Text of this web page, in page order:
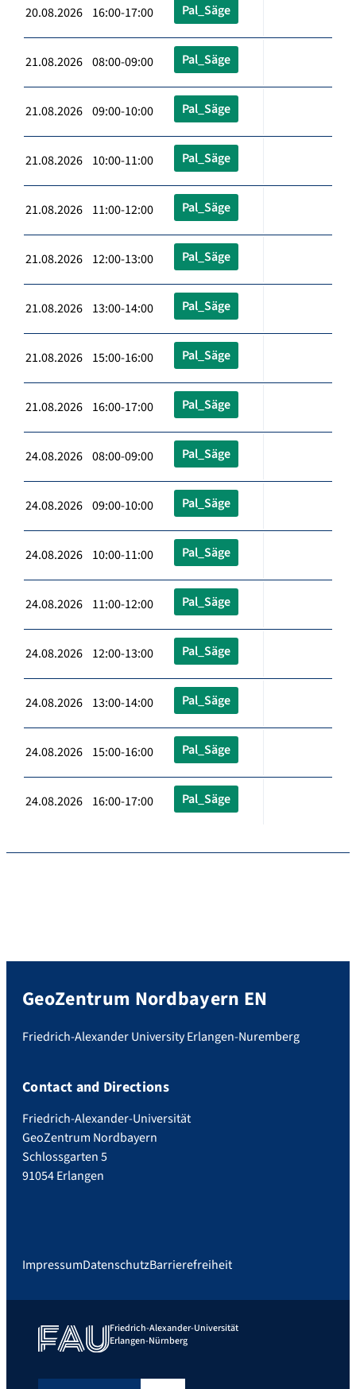
20.08.2026 16:00-17:00 Pal_Säge
21.08.2026 08:00-09:00 Pal_Säge
21.08.2026 09:00-10:00 Pal_Säge
21.08.2026 10:00-11:00 Pal_Säge
21.08.2026 11:00-12:00 Pal_Säge
21.08.2026 12:00-13:00 Pal_Säge
21.08.2026 13:00-14:00 Pal_Säge
21.08.2026 15:00-16:00 Pal_Säge
21.08.2026 16:00-17:00 Pal_Säge
24.08.2026 08:00-09:00 Pal_Säge
24.08.2026 09:00-10:00 Pal_Säge
24.08.2026 10:00-11:00 Pal_Säge
24.08.2026 11:00-12:00 Pal_Säge
24.08.2026 12:00-13:00 Pal_Säge
24.08.2026 13:00-14:00 Pal_Säge
24.08.2026 15:00-16:00 Pal_Säge
24.08.2026 16:00-17:00 Pal_Säge
GeoZentrum Nordbayern EN
Friedrich-Alexander University Erlangen-Nuremberg
Contact and Directions
Friedrich-Alexander-Universität
GeoZentrum Nordbayern
Schlossgarten 5
91054 Erlangen
ImpressumDatenschutzBarrierefreiheit
Friedrich-Alexander-Universität
Erlangen-Nürnberg